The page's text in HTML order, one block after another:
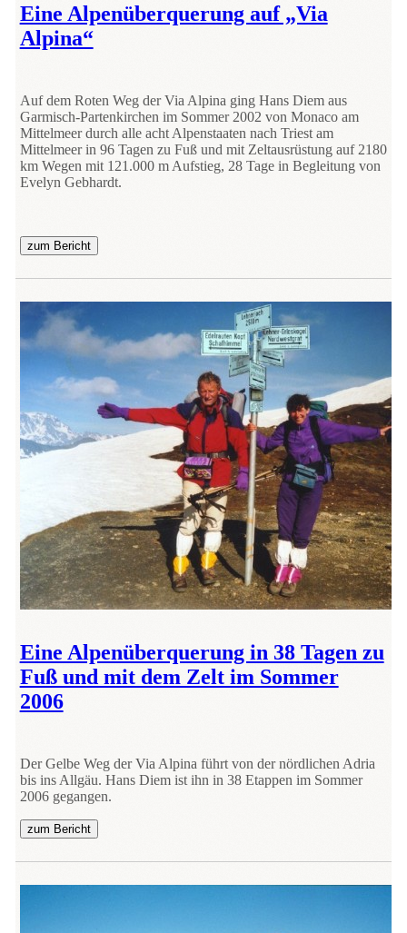
Eine Alpenüberquerung auf „Via
Alpina“
Auf dem Roten Weg der Via Alpina ging Hans Diem aus
Garmisch-Partenkirchen im Sommer 2002 von Monaco am
Mittelmeer durch alle acht Alpenstaaten nach Triest am
Mittelmeer in 96 Tagen zu Fuß und mit Zeltausrüstung auf 2180
km Wegen mit 121.000 m Aufstieg, 28 Tage in Begleitung von
Evelyn Gebhardt.
zum Bericht
Eine Alpenüberquerung in 38 Tagen zu
Fuß und mit dem Zelt im Sommer
2006
Der Gelbe Weg der Via Alpina führt von der nördlichen Adria
bis ins Allgäu. Hans Diem ist ihn in 38 Etappen im Sommer
2006 gegangen.
zum Bericht